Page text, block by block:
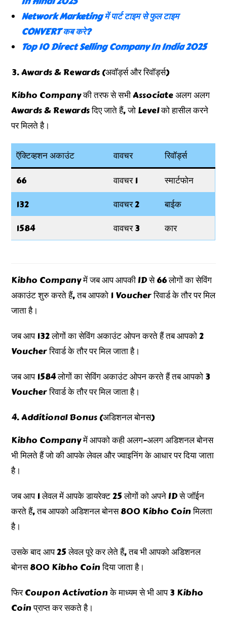
Network Marketing में पार्ट टाइम से फुल टाइम
CONVERT कब करे?
Top 10 Direct Selling Company In India 2025
Awards & Rewards (अवॉर्ड्स और रिवॉर्ड्स)
Kibho Company की तरफ से सभी Associate अलग अलग
Awards & Rewards दिए जाते हैं, जो Level को हासील करने
पर मिलते है।
ऍक्टिव्हशन अकाउंट वावचर
रिवॉर्ड्स
66
वावचर 1
स्मार्टफोन
132
वावचर 2
बाईक
1584
वावचर 3 कार
Kibho Company में जब आप आपकी ID से 66 लोगों का सेविंग
अकाउंट शुरु करते हैं, तब आपको 1 Voucher रिवार्ड के तौर पर मिल
जाता है।
जब आप 132 लोगों का सेविंग अकाउंट ओपन करते हैं तब आपको 2
Voucher रिवार्ड के तौर पर मिल जाता है।
जब आप 1584 लोगों का सेविंग अकाउंट ओपन करते हैं तब आपको 3
Voucher रिवार्ड के तौर पर मिल जाता है।
Additional Bonus (अडिशनल बोनस)
Kibho Company में आपको कही अलग-अलग अडिशनल बोनस
भी मिलते हैं जो की आपके लेवल और ज्वाइनिंग के आधार पर दिया जाता
है।
जब आप 1 लेवल में आपके डायरेक्ट 25 लोगों को अपने ID से जॉईन
करते हैं, तब आपको अडिशनल बोनस 800 Kibho Coin मिलता
है।
उसके बाद आप 25 लेवल पूरे कर लेते हैं, तब भी आपको अडिशनल
बोनस 800 Kibho Coin दिया जाता है।
फिर Coupon Activation के माध्यम से भी आप 3 Kibho
Coin प्राप्त कर सकते है।